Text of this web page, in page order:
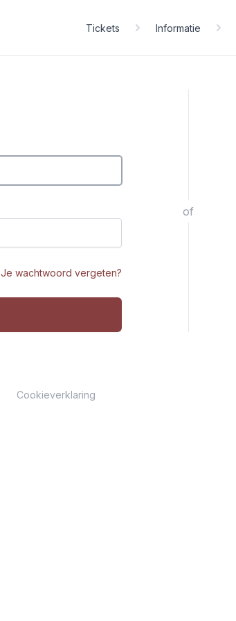
Tickets Informatie
Je wachtwoord vergeten?
of
Cookieverklaring